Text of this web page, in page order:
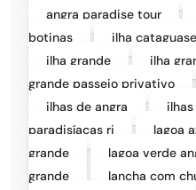
angra paradise tour
botinas
ilha
ilha grande
ilha
grande passeio privativo
ilhas de angra
paradisíacas rj
lagoa
grande
lagoa verde
grande
lancha com